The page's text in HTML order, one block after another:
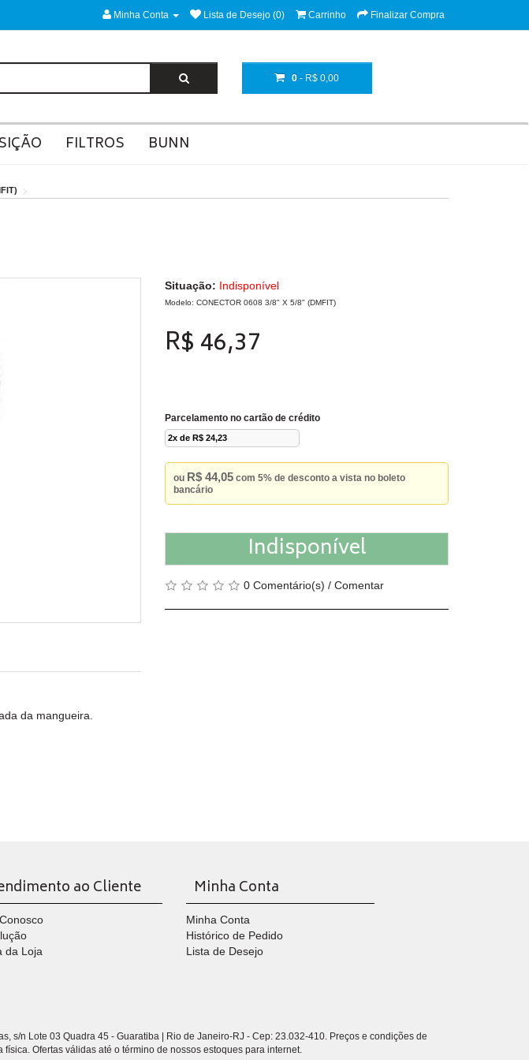
Minha Conta Lista de Desejo (0) Carrinho Finalizar Compra
0 - R$ 0,00
FILTROS BUNN
da mangueira.
Situação: Indisponível
Modelo: CONECTOR 0608 3/8" X 5/8" (DMFIT)
R$ 46,37
Parcelamento no cartão de crédito
2x de R$ 24,23
ou R$ 44,05 com 5% de desconto a vista no boleto
bancário
Indisponível
0 Comentário(s) / Comentar
ao Cliente
da Loja
Minha Conta
Minha Conta
Histórico de Pedido
Lista de Desejo
s/n Lote 03 Quadra 45 - Guaratiba | Rio de Janeiro-RJ - Cep: 23.032-410. Preços e condições de
Ofertas válidas até o término de nossos estoques para internet.